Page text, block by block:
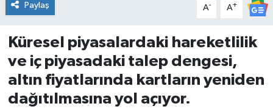
Paylaş A- A+
Küresel piyasalardaki hareketlilik
ve iç piyasadaki talep dengesi,
altın fiyatlarında kartların yeniden
dağıtılmasına yol açıyor.
Gömeç
Gönen
Havran
İvrindi